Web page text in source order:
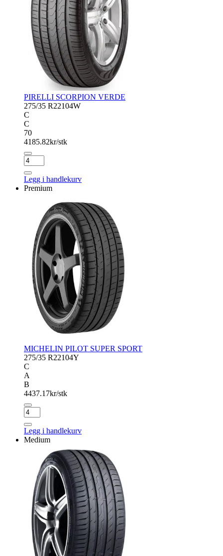
PIRELLI SCORPION VERDE
275/35 R22104W
C
C
70
4185.82kr/stk
PIRELLI
SCORPION
VERDE
antall
Legg i handlekurv
Premium
MICHELIN PILOT SUPER SPORT
275/35 R22104Y
C
A
B
4437.17kr/stk
MICHELIN
PILOT
SUPER
SPORT
Legg i handlekurv
Medium